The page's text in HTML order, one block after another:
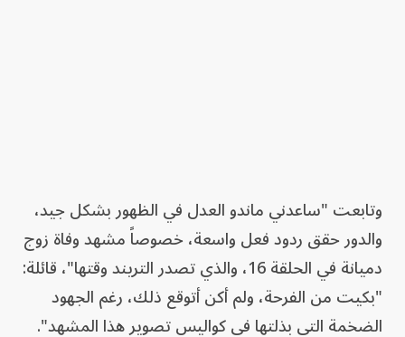
وتابعت "ساعدني ماندو العدل في الظهور بشكل جيد،
والدور حقق ردود فعل واسعة، خصوصاً مشهد وفاة زوج
دميانة في الحلقة 16، والذي تصدر التريند وقتها"، قائلة:
"بكيت من الفرحة، ولم أكن أتوقع ذلك، رغم الجهود
الضخمة التي بذلتها في كواليس تصوير هذا المشهد".